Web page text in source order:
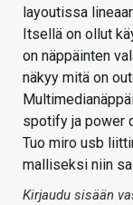
layoutissa
Itsellä on ollut
on näppäinten
näkyy mitä on
spotify ja power
Tuo miro usb
malliseksi niin
Kirjaudu sisään